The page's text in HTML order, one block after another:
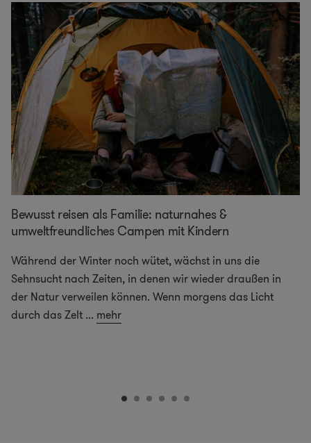
Bewusst reisen als Familie: naturnahes &
umweltfreundliches Campen mit Kindern
Während der Winter noch wütet, wächst in uns die
Sehnsucht nach Zeiten, in denen wir wieder draußen in
der Natur verweilen können. Wenn morgens das Licht
durch das Zelt ... mehr